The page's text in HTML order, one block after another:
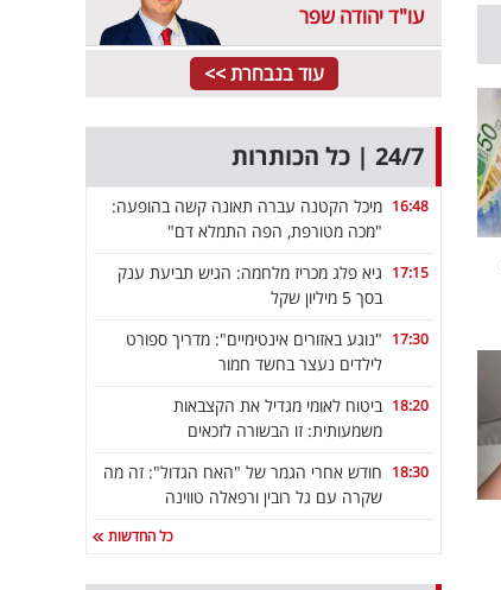
עו"ד יהודה שפר
עוד בנבחרת >>
24/7 | כל הכותרות
16:48 מיכל הקטנה עברה תאונה קשה בהופעה:
"מכה מטורפת, הפה התמלא דם"
17:15 גיא פלג מכריז מלחמה: הגיש תביעת ענק
בסך 5 מיליון שקל
17:30 "נוגע באזורים אינטימיים": מדריך ספורט
לילדים נעצר בחשד חמור
18:20 ביטוח לאומי מגדיל את הקצבאות
משמעותית: זו הבשורה לזכאים
18:30 חודש אחרי הגמר של "האח הגדול": זה מה
שקרה עם גל רובין ורפאלה טווינה
כל החדשות